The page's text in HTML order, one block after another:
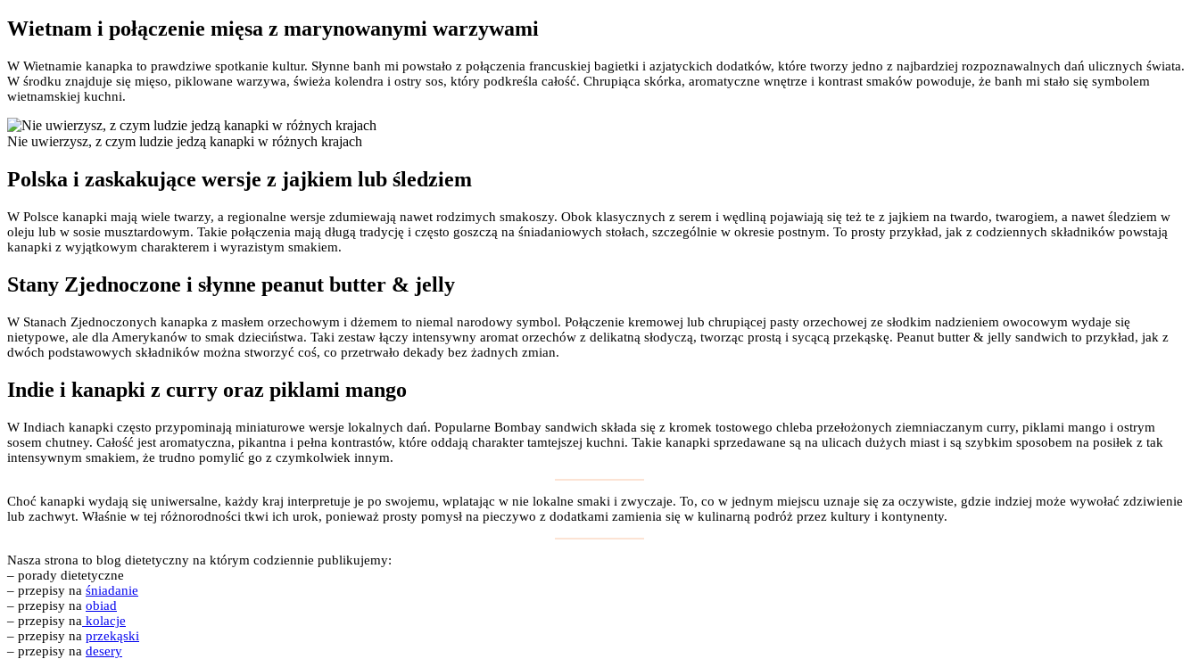
Wietnam i połączenie mięsa z marynowanymi warzywami
W Wietnamie kanapka to prawdziwe spotkanie kultur. Słynne banh mi powstało z połączenia francuskiej bagietki i azjatyckich dodatków, które tworzy jedno z najbardziej rozpoznawalnych dań ulicznych świata.
W środku znajduje się mięso, piklowane warzywa, świeża kolendra i ostry sos, który podkreśla całość. Chrupiąca skórka, aromatyczne wnętrze i kontrast smaków powoduje, że banh mi stało się symbolem
wietnamskiej kuchni.
Nie uwierzysz, z czym ludzie jedzą kanapki w różnych krajach
Polska i zaskakujące wersje z jajkiem lub śledziem
W Polsce kanapki mają wiele twarzy, a regionalne wersje zdumiewają nawet rodzimych smakoszy. Obok klasycznych z serem i wędliną pojawiają się też te z jajkiem na twardo, twarogiem, a nawet śledziem w
oleju lub w sosie musztardowym. Takie połączenia mają długą tradycję i często goszczą na śniadaniowych stołach, szczególnie w okresie postnym. To prosty przykład, jak z codziennych składników powstają
kanapki z wyjątkowym charakterem i wyrazistym smakiem.
Stany Zjednoczone i słynne peanut butter & jelly
W Stanach Zjednoczonych kanapka z masłem orzechowym i dżemem to niemal narodowy symbol. Połączenie kremowej lub chrupiącej pasty orzechowej ze słodkim nadzieniem owocowym wydaje się
nietypowe, ale dla Amerykanów to smak dzieciństwa. Taki zestaw łączy intensywny aromat orzechów z delikatną słodyczą, tworząc prostą i sycącą przekąskę. Peanut butter & jelly sandwich to przykład, jak z
dwóch podstawowych składników można stworzyć coś, co przetrwało dekady bez żadnych zmian.
Indie i kanapki z curry oraz piklami mango
W Indiach kanapki często przypominają miniaturowe wersje lokalnych dań. Popularne Bombay sandwich składa się z kromek tostowego chleba przełożonych ziemniaczanym curry, piklami mango i ostrym
sosem chutney. Całość jest aromatyczna, pikantna i pełna kontrastów, które oddają charakter tamtejszej kuchni. Takie kanapki sprzedawane są na ulicach dużych miast i są szybkim sposobem na posiłek z tak
intensywnym smakiem, że trudno pomylić go z czymkolwiek innym.
Choć kanapki wydają się uniwersalne, każdy kraj interpretuje je po swojemu, wplatając w nie lokalne smaki i zwyczaje. To, co w jednym miejscu uznaje się za oczywiste, gdzie indziej może wywołać zdziwienie
lub zachwyt. Właśnie w tej różnorodności tkwi ich urok, ponieważ prosty pomysł na pieczywo z dodatkami zamienia się w kulinarną podróż przez kultury i kontynenty.
Nasza strona to blog dietetyczny na którym codziennie publikujemy:
– porady dietetyczne
– przepisy na śniadanie
– przepisy na obiad
– przepisy na kolacje
– przepisy na przekąski
– przepisy na desery